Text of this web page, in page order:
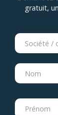
gratuit,